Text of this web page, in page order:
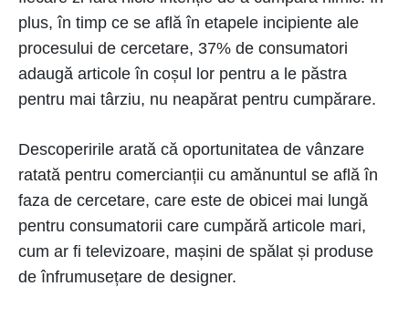
plus, în timp ce se află în etapele incipiente ale
procesului de cercetare, 37% de consumatori
adaugă articole în coșul lor pentru a le păstra
pentru mai târziu, nu neapărat pentru cumpărare.
Descoperirile arată că oportunitatea de vânzare
ratată pentru comercianții cu amănuntul se află în
faza de cercetare, care este de obicei mai lungă
pentru consumatorii care cumpără articole mari,
cum ar fi televizoare, mașini de spălat și produse
de înfrumusețare de designer.